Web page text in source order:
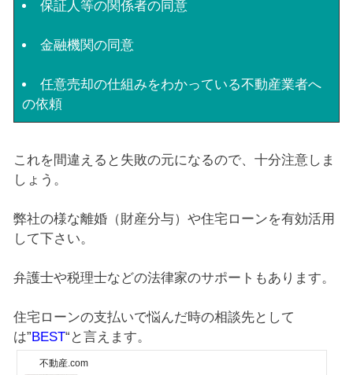
保証人等の関係者の同意
金融機関の同意
任意売却の仕組みをわかっている不動産業者へ
の依頼
これを間違えると失敗の元になるので、十分注意しま
しょう。
弊社の様な離婚（財産分与）や住宅ローンを有効活用
して下さい。
弁護士や税理士などの法律家のサポートもあります。
住宅ローンの支払いで悩んだ時の相談先として
は”BEST“と言えます。
不動産.com